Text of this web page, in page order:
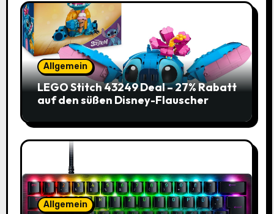
Allgemein
LEGO Stitch 43249 Deal – 27% Rabatt
auf den süßen Disney-Flauscher
Allgemein